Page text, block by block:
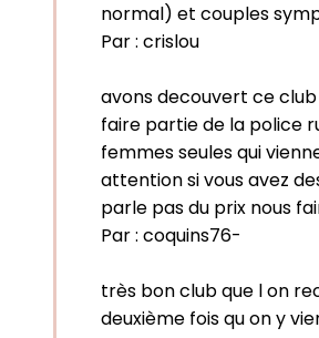
normal) et couples
Par : crislou
avons decouvert ce
faire partie de la police
femmes seules qui
attention si vous avez
parle pas du prix nous
Par : coquins76-
très bon club que l on
deuxième fois qu on y